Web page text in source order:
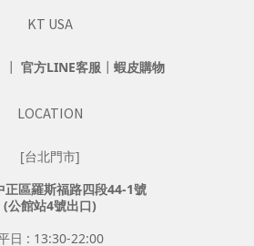
KT USA
┃ 官方LINE客服 ┃ 蝦皮購物
LOCATION
[台北門市]
正區羅斯福路四段44-1號
(公館站4號出口)
日 : 13:30-22:00